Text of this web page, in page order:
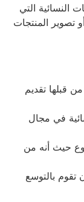
النسائية التي
تصوير المنتجات
من قبلها تقديم
في مجال
حيث أنه من
بالتوسع